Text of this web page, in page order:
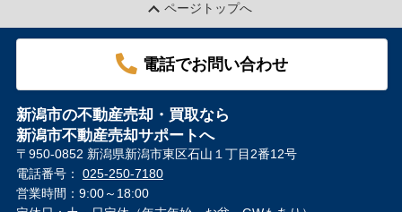
ページトップへ
電話でお問い合わせ
新潟市の不動産売却・買取なら
新潟市不動産売却サポートへ
〒950-0852 新潟県新潟市東区石山１丁目2番12号
電話番号： 025-250-7180
営業時間：9:00～18:00